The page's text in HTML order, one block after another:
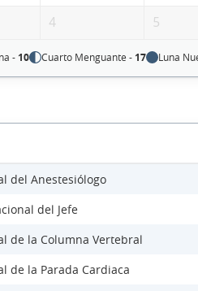
4 5
- 10 Cuarto Menguante - 17 Luna
del Anestesiólogo
del Jefe
de la Columna Vertebral
de la Parada Cardiaca